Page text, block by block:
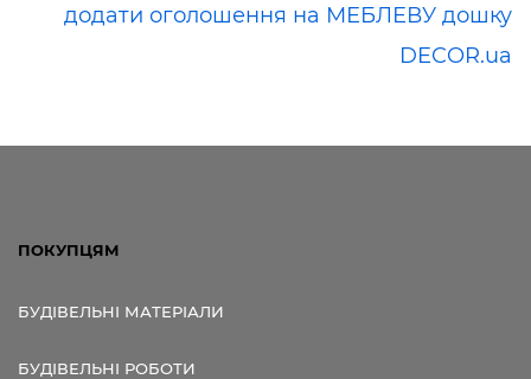
додати оголошення на МЕБЛЕВУ дошку
DECOR.ua
ПОКУПЦЯМ
БУДІВЕЛЬНІ МАТЕРІАЛИ
БУДІВЕЛЬНІ РОБОТИ